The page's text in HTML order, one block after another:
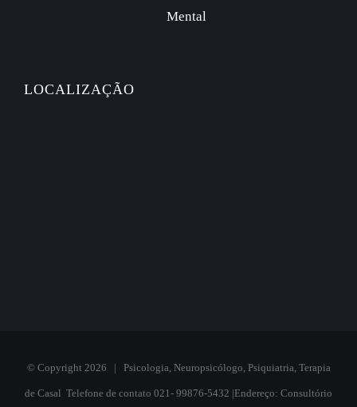
Mental
LOCALIZAÇÃO
© Copyright 2026 | Psicologia, Neuropsicólogo, Psiquiatria, Terapia
de Casal Telefone de contato 021- 99876-5432 |Endereço: Consultório